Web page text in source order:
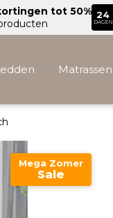
tot 50% 24
DAGEN
Matrassen
Mega Zomer
Sale